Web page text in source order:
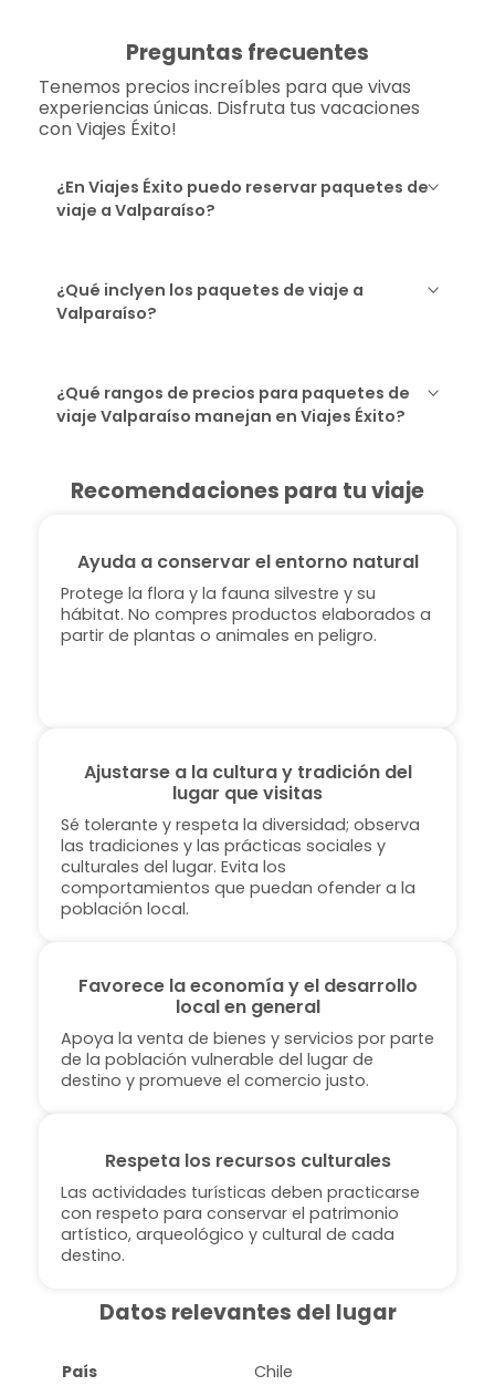
Preguntas frecuentes
Tenemos precios increíbles para que vivas
experiencias únicas. Disfruta tus vacaciones
con Viajes Éxito!
¿En Viajes Éxito puedo reservar paquetes de
viaje a Valparaíso?
¿Qué inclyen los paquetes de viaje a
Valparaíso?
¿Qué rangos de precios para paquetes de
viaje Valparaíso manejan en Viajes Éxito?
Recomendaciones para tu viaje
Ayuda a conservar el entorno natural
Protege la flora y la fauna silvestre y su
hábitat. No compres productos elaborados a
partir de plantas o animales en peligro.
Ajustarse a la cultura y tradición del
lugar que visitas
Sé tolerante y respeta la diversidad; observa
las tradiciones y las prácticas sociales y
culturales del lugar. Evita los
comportamientos que puedan ofender a la
población local.
Favorece la economía y el desarrollo
local en general
Apoya la venta de bienes y servicios por parte
de la población vulnerable del lugar de
destino y promueve el comercio justo.
Respeta los recursos culturales
Las actividades turísticas deben practicarse
con respeto para conservar el patrimonio
artístico, arqueológico y cultural de cada
destino.
Datos relevantes del lugar
País Chile